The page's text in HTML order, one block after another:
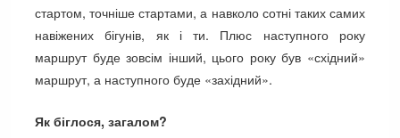
стартом, точніше стартами, а навколо сотні таких самих
навіжених бігунів, як і ти. Плюс наступного року
маршрут буде зовсім інший, цього року був «східний»
маршрут, а наступного буде «західний».
Як біглося, загалом?